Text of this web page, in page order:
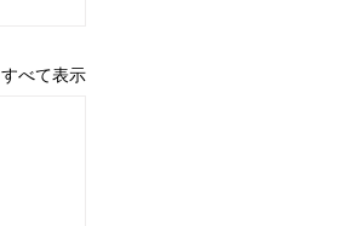
すべて表示